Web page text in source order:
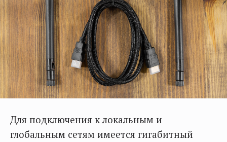
Для подключения к локальным и
глобальным сетям имеется гигабитный